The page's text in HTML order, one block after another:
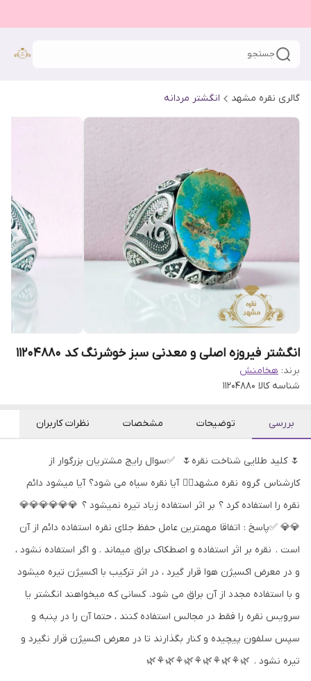
جستجو
گالری نقره مشهد انگشتر مردانه
انگشتر فیروزه اصلی و معدنی سبز خوشرنگ کد 11204880
برند: هخامنش
شناسه کالا 11204880
بررسی توضیحات مشخصات نظرات کاربران
🌷 کلید طلایی شناخت نقره🌷 ✅سوال رایج مشتریان بزرگوار از
کارشناس گروه نقره مشهد👇🏻 آیا نقره سیاه می شود؟ آیا میشود دائم
نقره را استفاده کرد ؟ بر اثر استفاده زیاد تیره نمیشود ؟ 💎💎💎💎💎💎
💎💎 ✅پاسخ : اتفاقا مهمترین عامل حفظ جلای نقره استفاده دائم از آن
است . نقره بر اثر استفاده و اصطکاک براق میماند . و اگر استفاده نشود ،
و در معرض اکسیژن هوا قرار گیرد ، در اثر ترکیب با اکسیژن تیره میشود
و با استفاده مجدد از آن براق می شود. کسانی که میخواهند انگشتر یا
سرویس نقره را فقط در مجالس استفاده کنند ، حتما آن را در پنبه و
سپس سلفون پیچیده و کنار بگذارند تا در معرض اکسیژن قرار نگیرد و
تیره نشود . 🌿⚘🌿⚘🌿⚘🌿⚘🌿⚘🌿